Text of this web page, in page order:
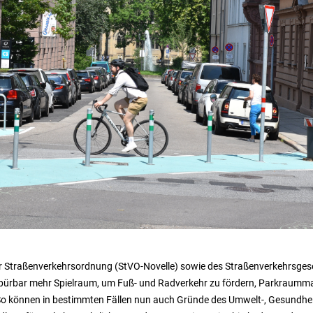
(StVO-Novelle) sowie des
mehr Spielraum, um Fuß- und Radverkehr zu fördern,
können in bestimmten Fällen nun auch Gründe des Umwelt-,